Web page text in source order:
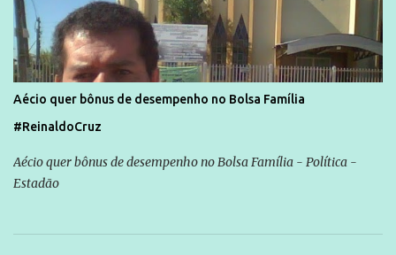
Aécio quer bônus de desempenho no Bolsa Família
#ReinaldoCruz
Aécio quer bônus de desempenho no Bolsa Família - Política -
Estadão